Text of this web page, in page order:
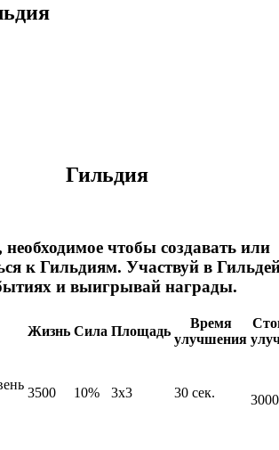
Гильдия
необходимое чтобы создавать или
к Гильдиям. Участвуй в
и выигрывай награды.
Жизнь Сила Площадь
Время
улучшения
3500 10% 3x3 30 сек. 3000